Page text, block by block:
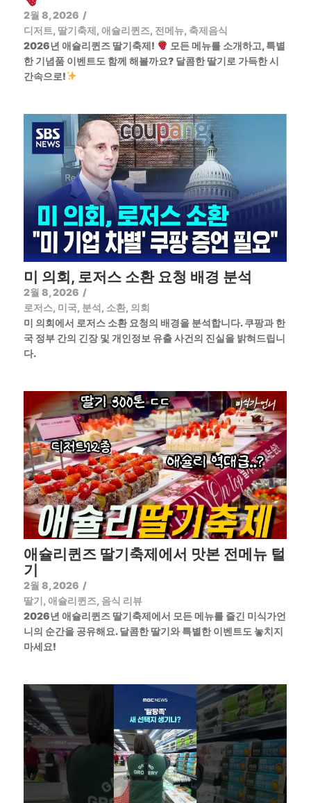
2월 8, 2026 /
디저트, 딸기축제, 애슐리퀸즈, 전메뉴, 축제음식
2026년 애슐리퀸즈 딸기축제!
모든 메뉴를 소개하고, 특별
한 기념품 이벤트도 함께 해볼까요? 달콤한 딸기로 가득한 시
간속으로!
미 의회, 로저스 소환 요청 배경 분석
2월 8, 2026 /
로저스, 미국, 분석, 소환, 의회
미 의회에서 로저스 소환 요청의 배경을 분석합니다. 쿠팡과 한
국 정부 간의 긴장 및 개인정보 유출 사건의 진실을 밝혀드립니
다.
애슐리퀸즈 딸기축제에서 맛본 전메뉴 털
기
2월 8, 2026 /
딸기, 애슐리퀸즈, 음식 리뷰
2026년 애슐리퀸즈 딸기축제에서 모든 메뉴를 즐긴 미식가언
니의 순간을 공유해요. 달콤한 딸기와 특별한 이벤트도 놓치지
마세요!